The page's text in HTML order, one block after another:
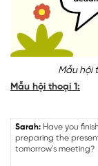
Mẫu hội
Mẫu hội thoại 1:
Sarah: Have you
preparing the
tomorrow's meeting?